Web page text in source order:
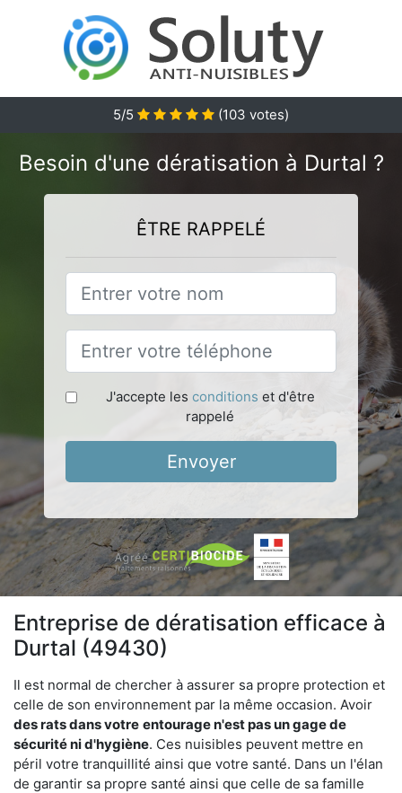
5/5 (103 votes)
Besoin d'une dératisation à Durtal ?
ÊTRE RAPPELÉ
J'accepte les conditions et d'être
rappelé
Envoyer
Entreprise de dératisation efficace à
Durtal (49430)
Il est normal de chercher à assurer sa propre protection et
celle de son environnement par la même occasion. Avoir
des rats dans votre entourage n'est pas un gage de
sécurité ni d'hygiène. Ces nuisibles peuvent mettre en
péril votre tranquillité ainsi que votre santé. Dans un l'élan
de garantir sa propre santé ainsi que celle de sa famille